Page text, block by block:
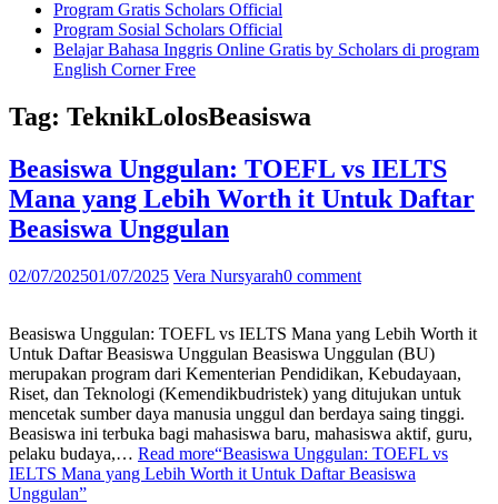
Program Gratis Scholars Official
Program Sosial Scholars Official
Belajar Bahasa Inggris Online Gratis by Scholars di program
English Corner Free
Tag: TeknikLolosBeasiswa
Beasiswa Unggulan: TOEFL vs IELTS
Mana yang Lebih Worth it Untuk Daftar
Beasiswa Unggulan
02/07/202501/07/2025 Vera Nursyarah0 comment
Beasiswa Unggulan: TOEFL vs IELTS Mana yang Lebih Worth it
Untuk Daftar Beasiswa Unggulan Beasiswa Unggulan (BU)
merupakan program dari Kementerian Pendidikan, Kebudayaan,
Riset, dan Teknologi (Kemendikbudristek) yang ditujukan untuk
mencetak sumber daya manusia unggul dan berdaya saing tinggi.
Beasiswa ini terbuka bagi mahasiswa baru, mahasiswa aktif, guru,
pelaku budaya,… Read more“Beasiswa Unggulan: TOEFL vs
IELTS Mana yang Lebih Worth it Untuk Daftar Beasiswa
Unggulan”